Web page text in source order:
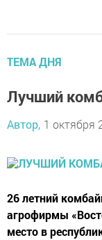
ТЕМА ДНЯ
Лучший
Автор, 1 октября
26 летний
агрофирмы
место в